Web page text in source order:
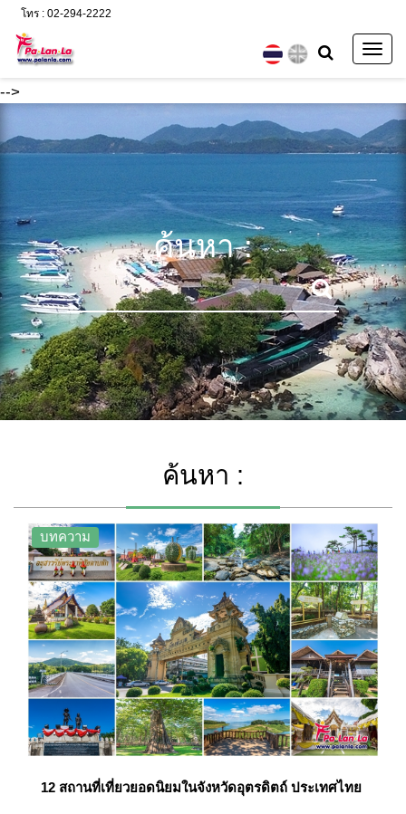
-->
โทร : 02-294-2222
ค้นหา :
ค้นหา :
บทความ
12 สถานที่เที่ยวยอดนิยมในจังหวัดอุตรดิตถ์ ประเทศไทย